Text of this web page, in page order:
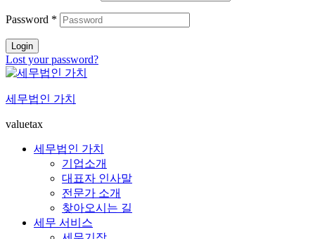
Password *
Login
Lost your password?
세무법인 가치
valuetax
세무법인 가치
기업소개
대표자 인사말
전문가 소개
찾아오시는 길
세무 서비스